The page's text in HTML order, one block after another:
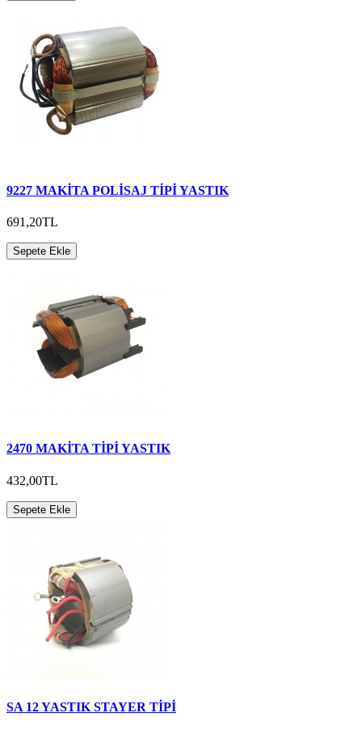
9227 MAKİTA POLİSAJ TİPİ YASTIK
691,20TL
Sepete Ekle
2470 MAKİTA TİPİ YASTIK
432,00TL
Sepete Ekle
SA 12 YASTIK STAYER TİPİ